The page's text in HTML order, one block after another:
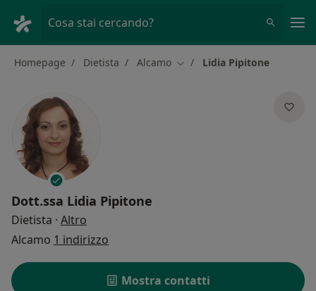
Cosa stai cercando?
Homepage Dietista Alcamo Cambia città
Lidia Pipitone
Dott.ssa Lidia Pipitone
Dietista · Altro
Alcamo 1 indirizzo
Mostra contatti